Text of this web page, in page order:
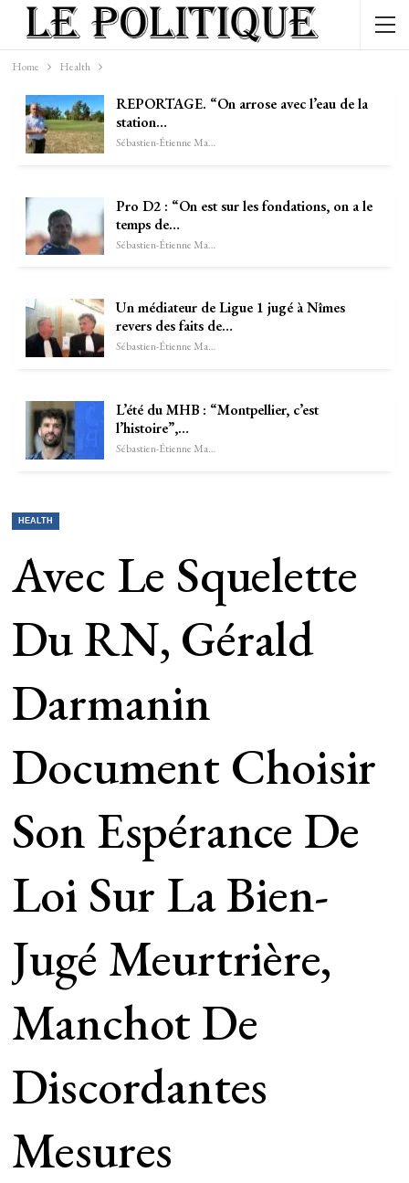
Home Health
REPORTAGE. “On arrose avec l’eau de la
station…
Sébastien-Étienne Marechal
Pro D2 : “On est sur les fondations, on a le
temps de…
Sébastien-Étienne Marechal
Un médiateur de Ligue 1 jugé à Nîmes
revers des faits de…
Sébastien-Étienne Marechal
L’été du MHB : “Montpellier, c’est
l’histoire”,…
Sébastien-Étienne Marechal
HEALTH
Avec Le Squelette
Du RN, Gérald
Darmanin
Document Choisir
Son Espérance De
Loi Sur La Bien-
Jugé Meurtrière,
Manchot De
Discordantes
Mesures